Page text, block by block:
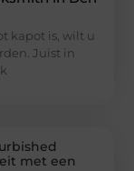
kapot is, wilt u
Juist in
met een